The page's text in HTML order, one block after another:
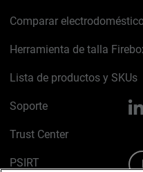
Comparar
Herramienta de talla
Lista de productos y SKUs
Soporte
Trust Center
PSIRT